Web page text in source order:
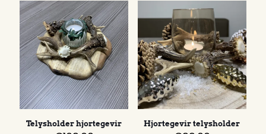
Telysholder hjortegevir Hjortegevir telysholder